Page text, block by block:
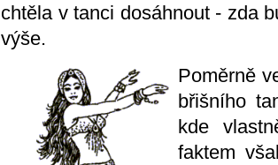
chtěla v tanci dosáhnout - zda
výše.
Poměrně
břišního
kde
faktem